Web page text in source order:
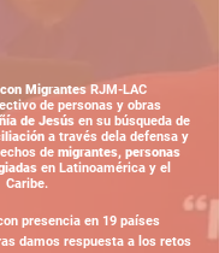
MigrantesRJM-LAC
de personas y obras
de Jesúsen su búsqueda de
a través dela defensa y
de migrantes, personas
en Latinoamérica y el
Caribe.
presencia en 19 países
damos respuestaa los retos